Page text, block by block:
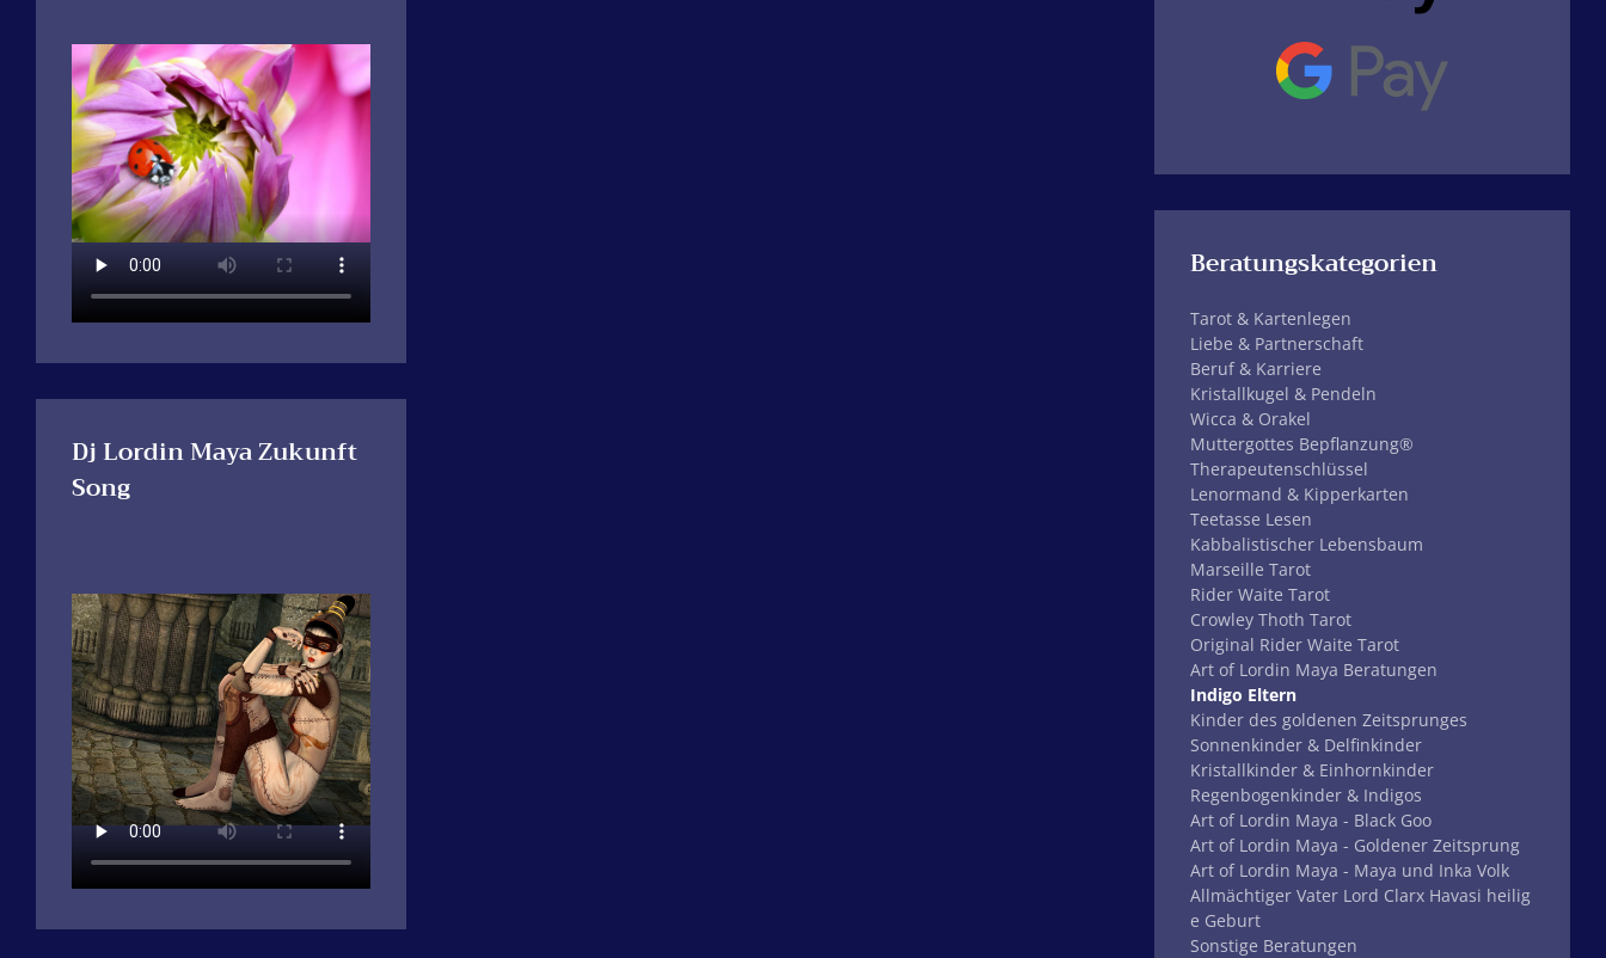
Vorleben als Mutti und Papa der
waren als heiliger Stern geboren
wurde.
Dj Lordin Maya Zukunft
Song
Beratungskategorien
Tarot & Kartenlegen
Liebe & Partnerschaft
Beruf & Karriere
Kristallkugel & Pendeln
Wicca & Orakel
Muttergottes Bepflanzung®
Therapeutenschlüssel
Lenormand & Kipperkarten
Teetasse Lesen
Kabbalistischer Lebensbaum
Marseille Tarot
Rider Waite Tarot
Crowley Thoth Tarot
Original Rider Waite Tarot
Art of Lordin Maya Beratungen
Indigo Eltern
Kinder des goldenen Zeitsprunges
Sonnenkinder & Delfinkinder
Kristallkinder & Einhornkinder
Regenbogenkinder & Indigos
Art of Lordin Maya - Black Goo
Art of Lordin Maya - Goldener Zeitsprung
Art of Lordin Maya - Maya und Inka Volk
Allmächtiger Vater Lord Clarx Havasi heilig
e Geburt
Sonstige Beratungen